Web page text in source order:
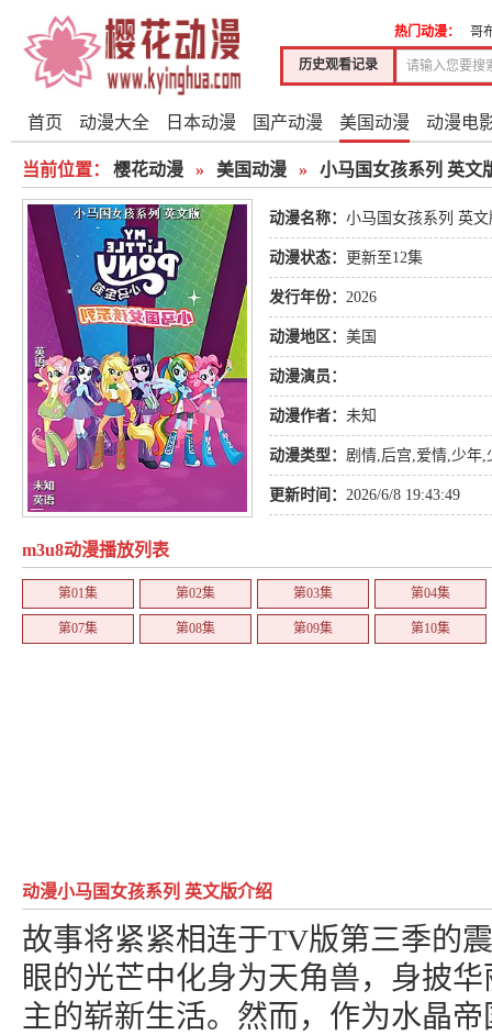
历史观看记录
热门动漫： 哥
首页 动漫大全 日本动漫 国产动漫 美国动漫 动漫电
当前位置： 樱花动漫 » 美国动漫 » 小马国女孩系列 英文
动漫名称： 小马国女孩系列 英文
动漫状态： 更新至12集
发行年份： 2026
动漫地区： 美国
动漫演员：
动漫作者： 未知
动漫类型： 剧情,后宫,爱情,少年,
更新时间： 2026/6/8 19:43:49
m3u8动漫播放列表
第01集 第02集 第03集 第04集
第07集 第08集 第09集 第10集
动漫小马国女孩系列 英文版介绍
故事将紧紧相连于TV版第三季的
眼的光芒中化身为天角兽，身披
主的崭新生活。然而，作为水晶